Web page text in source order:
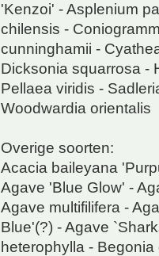
'Kenzoi' - Asplenium
chilensis -
cunninghamii -
Dicksonia squarrosa -
Pellaea viridis -
Woodwardia orientalis
Overige soorten:
Acacia baileyana
Agave 'Blue Glow' -
Agave multifilifera -
Blue'(?) - Agave
heterophylla -